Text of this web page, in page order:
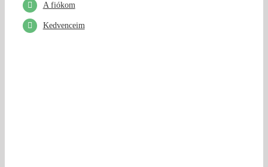
A fiókom
Kedvenceim